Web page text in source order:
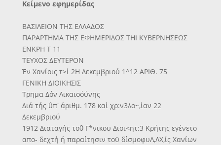
Κείμενο εφημερίδας
ΒΑΣΙΛΕΙΟΝ ΤΗΣ ΕΛΛΑΔΟΣ
ΠΑΡΑΡΤΗΜΑ ΤΗΣ ΕΦΗΜΕΡΙΔΟΣ ΤΗΙ ΚΥΒΕΡΝΗΣΕΩΣ
ΕΝΚΡΗ Τ 11
ΤΕΥΧΟΣ ΔΕΥΤΕΡΟΝ
Έν Χανίοις τ>ί 2Η Δεκεμβριού 1^12 ΑΡΙΘ. 75
ΓΕΝΙΚΗ ΔΙΟΙΚΗΣΙΣ
Τρημα Δόν Λικαιοόύνης
Διά τής ΰπ' άριθμ. 178 καί χρ:ν3λο~,ίαν 22
Δεκεμβριού
1912 Διαταγής τοθ Γ*νικου Διοι<ητ;3 Κρήτης εγένετο
απο- δεχτή ή παραίτησιν τοϋ δίσμοφυΛ,ΛΧ,ίς Χανίων